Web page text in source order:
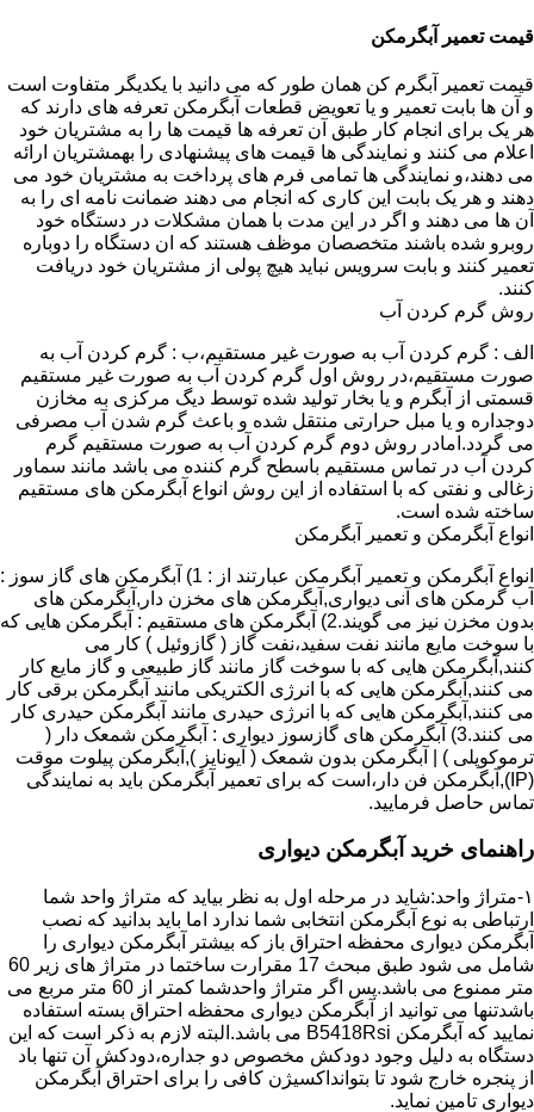
قیمت تعمیر آبگرمکن
قیمت تعمیر آبگرم کن همان طور که می دانید با یکدیگر متفاوت است
و آن ها بابت تعمیر و یا تعویض قطعات آبگرمکن تعرفه های دارند که
هر یک برای انجام کار طبق آن تعرفه ها قیمت ها را به مشتریان خود
اعلام می کنند و نمایندگی ها قیمت های پیشنهادی را بهمشتریان ارائه
می دهند،و نمایندگی ها تمامی فرم های پرداخت به مشتریان خود می
دهند و هر یک بابت این کاری که انجام می دهند ضمانت نامه ای را به
آن ها می دهند و اگر در این مدت با همان مشکلات در دستگاه خود
روبرو شده باشند متخصصان موظف هستند که ان دستگاه را دوباره
تعمیر کنند و بابت سرویس نباید هیچ پولی از مشتریان خود دریافت
کنند.
روش گرم کردن آب
الف : گرم کردن آب به صورت غیر مستقیم،ب : گرم کردن آب به
صورت مستقیم،در روش اول گرم کردن آب به صورت غیر مستقیم
قسمتی از آبگرم و یا بخار تولید شده توسط دیگ مرکزی به مخازن
دوجداره و یا مبل حرارتی منتقل شده و باعث گرم شدن آب مصرفی
می گردد.امادر روش دوم گرم کردن آب به صورت مستقیم گرم
کردن آب در تماس مستقیم باسطح گرم کننده می باشد مانند سماور
زغالی و نفتی که با استفاده از این روش انواع آبگرمکن های مستقیم
ساخته شده است.
انواع آبگرمکن و تعمیر آبگرمکن
انواع آبگرمکن و تعمیر آبگرمکن عبارتند از : 1) آبگرمکن های گاز سوز :
آب گرمکن های آنی دیواری,آبگرمکن های مخزن دار,آبگرمکن های
بدون مخزن نیز می گویند.2) آبگرمکن های مستقیم : آبگرمکن هایی که
با سوخت مایع مانند نفت سفید،نفت گاز ( گازوئیل ) کار می
کنند,آبگرمکن هایی که با سوخت گاز مانند گاز طبیعی و گاز مایع کار
می کنند,آبگرمکن هایی که با انرژی الکتریکی مانند آبگرمکن برقی کار
می کنند,آبگرمکن هایی که با انرژی حیدری مانند آبگرمکن حیدری کار
می کنند.3) آبگرمکن های گازسوز دیواری : آبگرمکن شمعک دار (
ترموکوپلی ) | آبگرمکن بدون شمعک ( آیونایز ),آبگرمکن پیلوت موقت
(IP),آبگرمکن فن دار،است که برای تعمیر آبگرمکن باید به نمایندگی
تماس حاصل فرمایید.
راهنمای خرید آبگرمکن دیواری
۱-متراژ واحد:شاید در مرحله اول به نظر بیاید که متراژ واحد شما
ارتباطی به نوع آبگرمکن انتخابی شما ندارد اما باید بدانید که نصب
آبگرمکن دیواری محفظه احتراق باز که بیشتر آبگرمکن دیواری را
شامل می شود طبق مبحث 17 مقرارت ساختما در متراژ های زیر 60
متر ممنوع می باشد.پس اگر متراژ واحدشما کمتر از 60 متر مربع می
باشدتنها می توانید از آبگرمکن دیواری محفظه احتراق بسته استفاده
نمایید که آبگرمکن B5418Rsi می باشد.البته لازم به ذکر است که این
دستگاه به دلیل وجود دودکش مخصوص دو جداره،دودکش آن تنها باد
از پنجره خارج شود تا بتوانداکسیژن کافی را برای احتراق آبگرمکن
دیواری تامین نماید.